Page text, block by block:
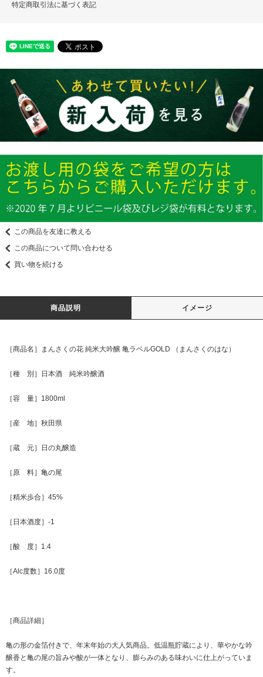
特定商取引法に基づく表記
この商品を友達に教える
この商品について問い合わせる
買い物を続ける
商品説明 イメージ
［商品名］まんさくの花 純米大吟醸 亀ラベルGOLD （まんさくのはな）
［種 別］日本酒 純米吟醸酒
［容 量］1800ml
［産 地］秋田県
［蔵 元］日の丸醸造
［原 料］亀の尾
［精米歩合］45%
［日本酒度］-1
［酸 度］1.4
［Alc度数］16.0度
［商品詳細］
亀の形の金箔付きで、年末年始の大人気商品。低温瓶貯蔵により、華やかな吟
醸香と亀の尾の旨みや酸が一体となり、膨らみのある味わいに仕上がっていま
す。